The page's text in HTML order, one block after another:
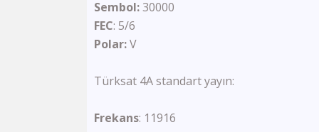
Sembol:30000
FEC: 5/6
Polar:V
Türksat 4A standart yayın:
Frekans: 11916